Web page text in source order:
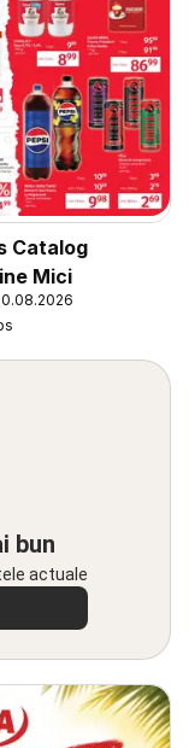
Catalog
Mici
bun
actuale